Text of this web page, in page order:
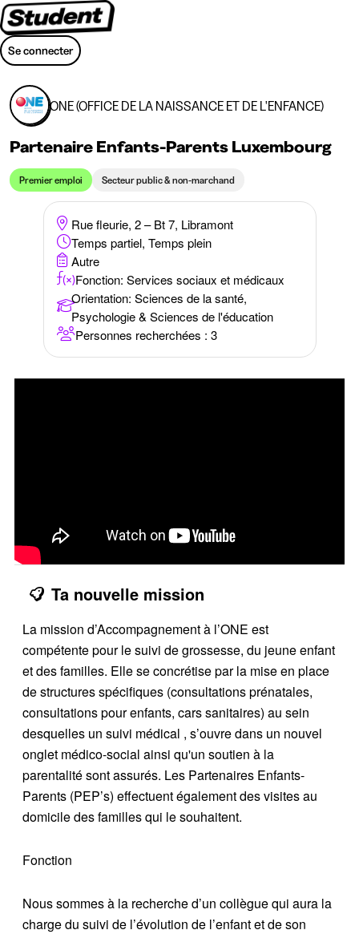
Se connecter
ONE (OFFICE DE LA NAISSANCE ET DE L'ENFANCE)
Partenaire Enfants-Parents Luxembourg
Premier emploi Secteur public & non-marchand
Rue fleurie, 2 – Bt 7, Libramont
Temps partiel, Temps plein
Autre
Fonction: Services sociaux et médicaux
Orientation: Sciences de la santé,
Psychologie & Sciences de l'éducation
Personnes recherchées : 3
Ta nouvelle mission
La mission d’Accompagnement à l’ONE est
compétente pour le suivi de grossesse, du jeune enfant
et des familles. Elle se concrétise par la mise en place
de structures spécifiques (consultations prénatales,
consultations pour enfants, cars sanitaires) au sein
desquelles un suivi médical , s’ouvre dans un nouvel
onglet médico-social ainsi qu'un soutien à la
parentalité sont assurés. Les Partenaires Enfants-
Parents (PEP’s) effectuent également des visites au
domicile des familles qui le souhaitent.
Fonction
Nous sommes à la recherche d’un collègue qui aura la
charge du suivi de l’évolution de l’enfant et de son